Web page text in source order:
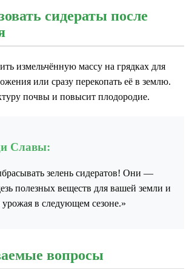
сидераты после
измельчённую массу на грядках для
или сразу перекопать её в землю.
почвы и повысит плодородие.
Славы:
зелень сидератов! Они —
полезных веществ для вашей земли и
урожая в следующем сезоне.»
вопросы